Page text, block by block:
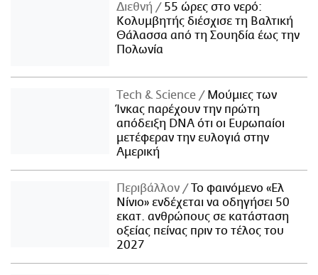
Διεθνή
55 ώρες στο νερό:
Κολυμβητής διέσχισε τη Βαλτική
Θάλασσα από τη Σουηδία έως την
Πολωνία
Τech & Science
Μούμιες των
Ίνκας παρέχουν την πρώτη
απόδειξη DNA ότι οι Ευρωπαίοι
μετέφεραν την ευλογιά στην
Αμερική
Περιβάλλον
Το φαινόμενο «Ελ
Νίνιο» ενδέχεται να οδηγήσει 50
εκατ. ανθρώπους σε κατάσταση
οξείας πείνας πριν το τέλος του
2027